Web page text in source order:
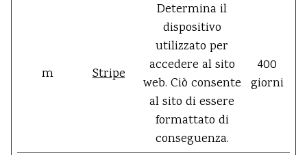
m Stripe
Determina il
dispositivo
utilizzato per
accedere al sito
web. Ciò consente
al sito di essere
formattato di
conseguenza.
400
giorni